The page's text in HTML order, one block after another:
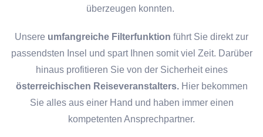
überzeugen konnten.
Unsere umfangreiche Filterfunktion führt Sie direkt zur
passendsten Insel und spart Ihnen somit viel Zeit. Darüber
hinaus profitieren Sie von der Sicherheit eines
österreichischen Reiseveranstalters.Hier bekommen
Sie alles aus einer Hand und haben immer einen
kompetenten Ansprechpartner.